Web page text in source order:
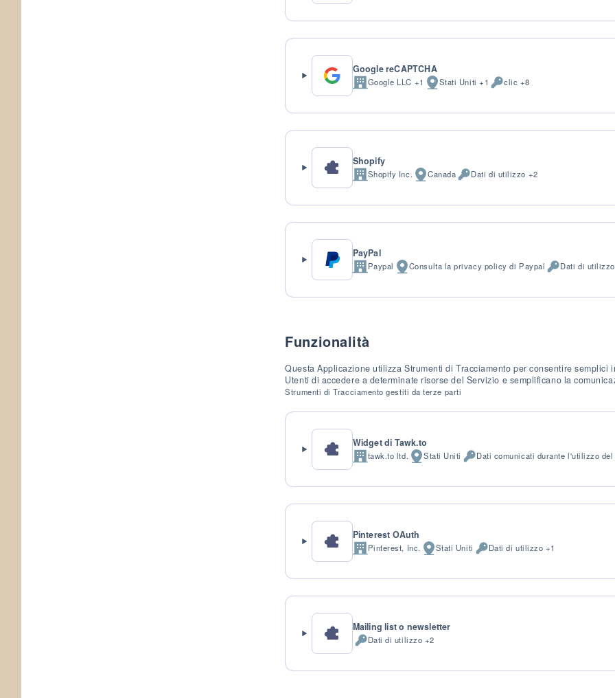
Google reCAPTCHA
Azienda:Google LLC +1 LuogoStati Uniti +1 Daticlic +8
Shopify
Azienda:Shopify Inc.LuogoCanadaDatiDati di utilizzo +2
PayPal
Azienda:
Paypal LuogoConsulta la privacy policy di Paypal DatiDati di
Funzionalità
Questa Applicazione utilizza Strumenti di Tracciamento per consentire
Utenti di accedere a determinate risorse del Servizio e semplificano la
Strumenti di Tracciamento gestiti da terze parti
Widget di Tawk.to
Azienda:tawk.to ltd.LuogoStati Uniti DatiDati comunicati durante l'utilizzo
Pinterest OAuth
Azienda:Pinterest, Inc.LuogoStati Uniti DatiDati di utilizzo +1
Mailing list o newsletter
Dati
Personali
Dati di utilizzo +2